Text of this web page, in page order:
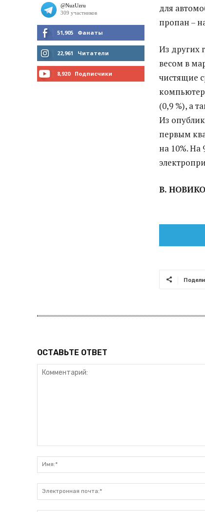
51,905 Фанаты
МНЕ НРАВИТСЯ
22,961 Читатели
8,920 Подписчики
для
пропан –
Из других
весом в
чистящие
(0,9 %), а
Из
первым
на 10%.
В.
ОСТАВЬТЕ ОТВЕТ